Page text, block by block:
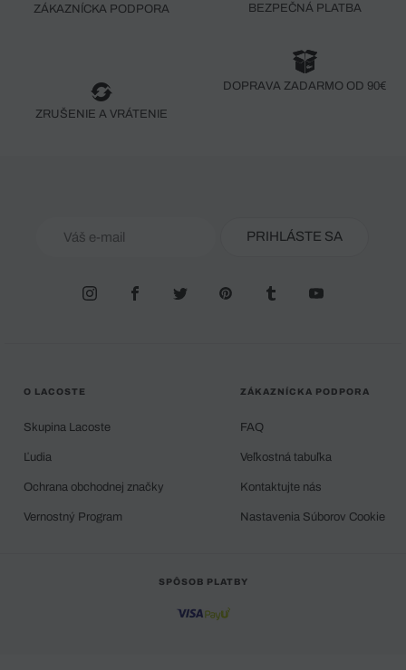
ZÁKAZNÍCKA PODPORA BEZPEČNÁ PLATBA
ZRUŠENIE A VRÁTENIE
DOPRAVA ZADARMO OD 90€
PRIHLÁSTE SA
O LACOSTE
Skupina Lacoste
Ľudia
Ochrana obchodnej značky
Vernostný Program
ZÁKAZNÍCKA PODPORA
FAQ
Veľkostná tabuľka
Kontaktujte nás
Nastavenia Súborov Cookie
SPÔSOB PLATBY